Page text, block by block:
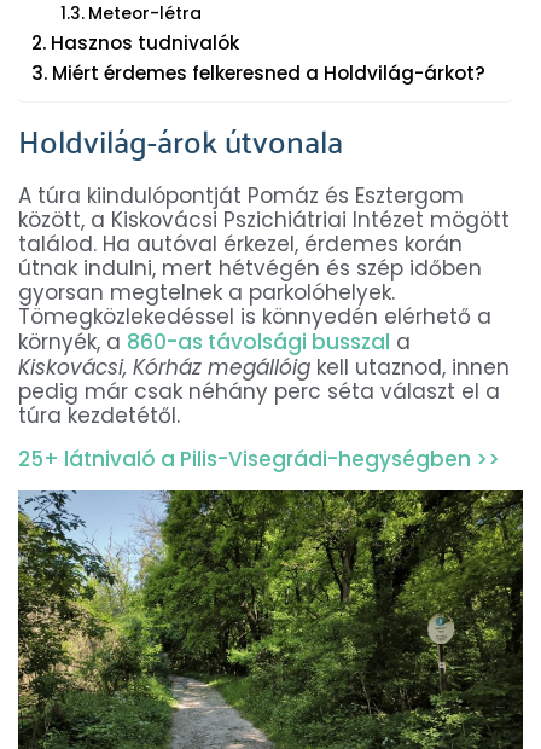
Meteor-létra
Hasznos tudnivalók
Miért érdemes felkeresned a Holdvilág-árkot?
Holdvilág-árok útvonala
A túra kiindulópontját Pomáz és Esztergom
között, a Kiskovácsi Pszichiátriai Intézet mögött
találod. Ha autóval érkezel, érdemes korán
útnak indulni, mert hétvégén és szép időben
gyorsan megtelnek a parkolóhelyek.
Tömegközlekedéssel is könnyedén elérhető a
környék, a 860-as távolsági busszal a
Kiskovácsi, Kórház megállóig kell utaznod, innen
pedig már csak néhány perc séta választ el a
túra kezdetétől.
25+ látnivaló a Pilis-Visegrádi-hegységben >>